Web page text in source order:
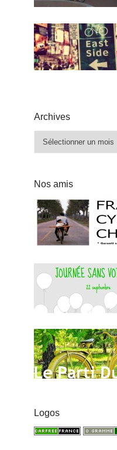
Archives
Archives
Nos amis
Logos